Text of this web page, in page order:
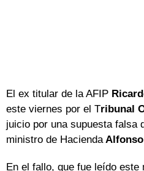
El ex titular de la AFIP
este viernes por el Tribunal
juicio por una supuesta falsa
ministro de HaciendaAlfonso
En el fallo, que fue leído este